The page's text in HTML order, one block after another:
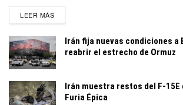
LEER MÁSDETAILS
Irán fija nuevas condiciones a
reabrir el estrecho de Ormuz
Irán muestra restos del F-15E
Furia Épica